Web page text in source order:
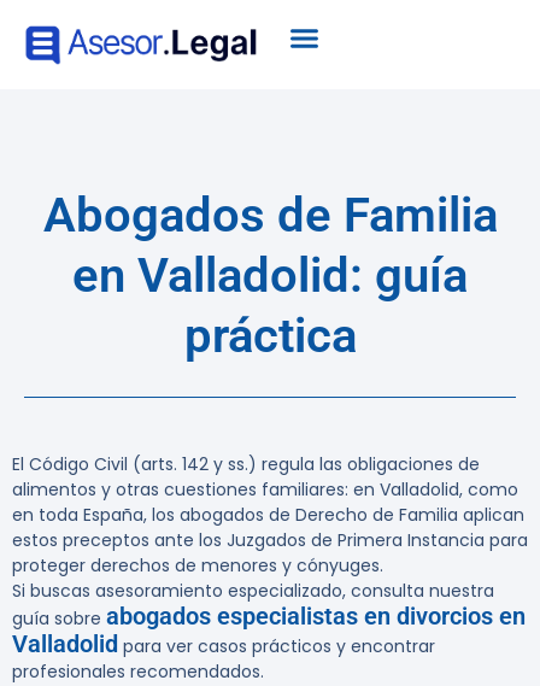
Abogados de Familia
en Valladolid: guía
práctica
El Código Civil (arts. 142 y ss.) regula las obligaciones de
alimentos y otras cuestiones familiares: en Valladolid, como
en toda España, los abogados de Derecho de Familia aplican
estos preceptos ante los Juzgados de Primera Instancia para
proteger derechos de menores y cónyuges.
Si buscas asesoramiento especializado, consulta nuestra
guía sobre abogados especialistas en divorcios en
Valladolid para ver casos prácticos y encontrar
profesionales recomendados.